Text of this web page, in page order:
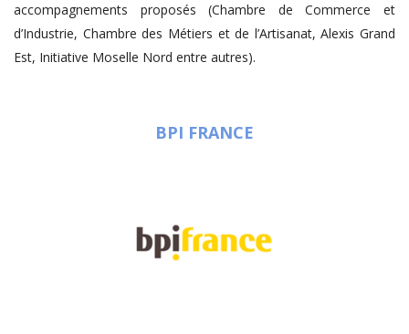
accompagnements proposés (Chambre de Commerce et
d’Industrie, Chambre des Métiers et de l’Artisanat, Alexis Grand
Est, Initiative Moselle Nord entre autres).
BPI FRANCE